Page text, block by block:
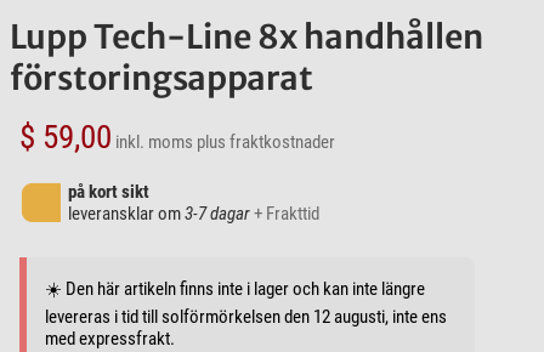
Lupp Tech-Line 8x handhållen
förstoringsapparat
$ 59,00 inkl. moms plus fraktkostnader
på kort sikt
leveransklar om3-7 dagar+ Frakttid
☀️ Den här artikeln finns inte i lager och kan inte längre
levereras i tid till solförmörkelsen den 12 augusti, inte ens
med expressfrakt.